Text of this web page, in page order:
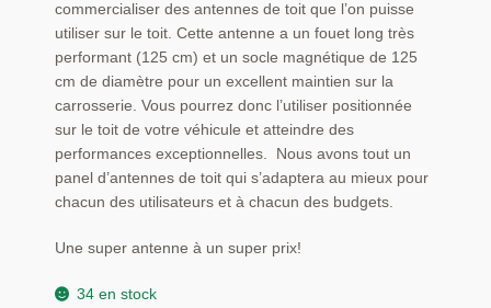
commercialiser des antennes de toit que l’on puisse
utiliser sur le toit. Cette antenne a un fouet long très
performant (125 cm) et un socle magnétique de 125
cm de diamètre pour un excellent maintien sur la
carrosserie. Vous pourrez donc l’utiliser positionnée
sur le toit de votre véhicule et atteindre des
performances exceptionnelles. Nous avons tout un
panel d’antennes de toit qui s’adaptera au mieux pour
chacun des utilisateurs et à chacun des budgets.
Une super antenne à un super prix!
34 en stock